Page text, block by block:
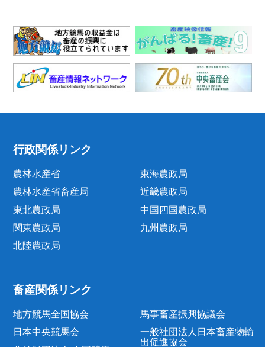
行政関係リンク
農林水産省
農林水産省畜産局
東北農政局
関東農政局
北陸農政局
東海農政局
近畿農政局
中国四国農政局
九州農政局
畜産関係リンク
地方競馬全国協会
日本中央競馬会
馬事畜産振興協議会
一般社団法人日本畜産物輸
出促進協会